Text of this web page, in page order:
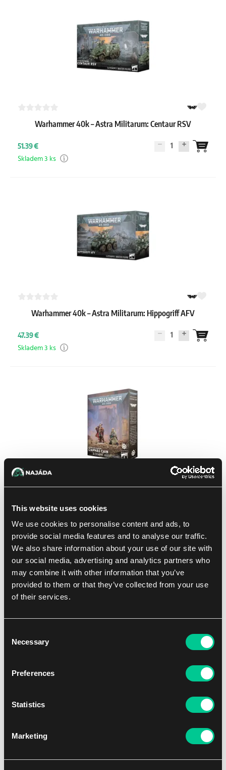
This website uses cookies
We use cookies to personalise content and ads, to
provide social media features and to analyse our traffic.
We also share information about your use of our site with
our social media, advertising and analytics partners who
may combine it with other information that you’ve
provided to them or that they’ve collected from your use
of their services.
Selection
Necessary
Preferences
Statistics
Marketing
Warhammer 40k – Astra Militarum: Centaur RSV
51.39 € 1
Skladem 3 ks
Warhammer 40k – Astra Militarum: Hippogriff AFV
47.39 € 1
Skladem 3 ks
34.99 €
Není skladem